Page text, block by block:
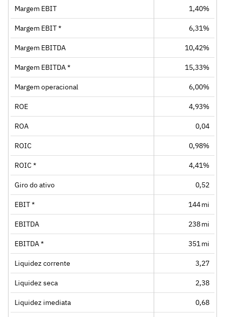
Margem EBIT 1,40%
Margem EBIT * 6,31%
Margem EBITDA 10,42%
Margem EBITDA * 15,33%
Margem operacional 6,00%
ROE 4,93%
ROA 0,04
ROIC 0,98%
ROIC * 4,41%
Giro do ativo 0,52
EBIT * 144 mi
EBITDA 238 mi
EBITDA * 351 mi
Liquidez corrente 3,27
Liquidez seca 2,38
Liquidez imediata 0,68